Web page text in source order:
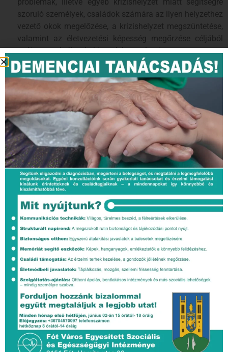
szoruló személyek, családok számára az ilyen helyzethez
vezető okok megelőzése, a krízishelyzet megszüntetése,
valamint az életvezetési képesség megőrzése céljából
nyújtott szolgáltatás biztosítása, valamint
–
a gyermek családban történő nevelkedésének
elősegítése, veszélyeztetettségének megelőzése és
megszüntetése, valamint a szülői vagy más
hozzátartozói gondoskodásból kikerülő gyermek
helyettesítő védelmének biztosítására.
A családsegítő szolgáltatás célja:
az egyén, valamint a család működésében javulást
érjen el,
az egyén saját erejéből legyen képes az élet
kihívásainak megfelelni és problémáit önállóan
megoldani.
A gyermekjóléti alapellátás, szolgáltatás olyan, a gyermek
érdekeit védő speciális személyes szociális szolgáltatás,
amely a szociális munka módszereinek és eszközeinek
felhasználásával szolgálja a gyermek testi, érzelmi, értelmi
és erkölcsi egészségének fejlődésének, jólétének, családban
történő nevelkedésének elősegítését, a gyermek
veszélyeztetettségének megelőzését, a kialakult